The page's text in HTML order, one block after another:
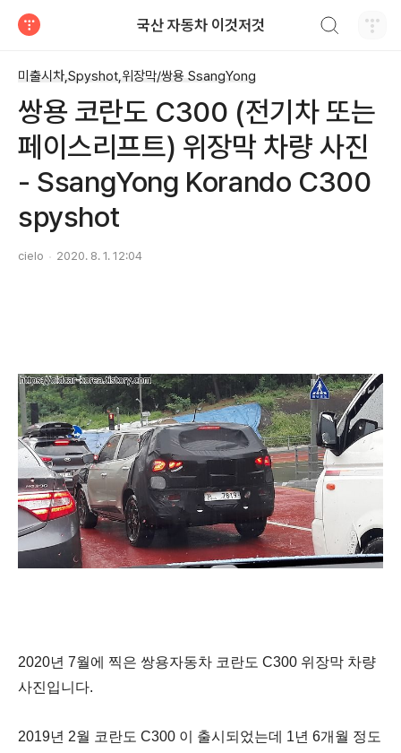
국산 자동차 이것저것
미출시차,Spyshot,위장막/쌍용 SsangYong
쌍용 코란도 C300 (전기차 또는
페이스리프트) 위장막 차량 사진
- SsangYong Korando C300
spyshot
cielo 2020. 8. 1. 12:04
2020년 7월에 찍은 쌍용자동차 코란도 C300 위장막 차량
사진입니다.
2019년 2월 코란도 C300 이 출시되었는데 1년 6개월 정도